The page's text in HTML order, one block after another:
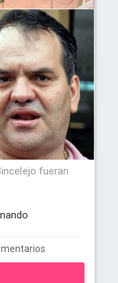
fueran